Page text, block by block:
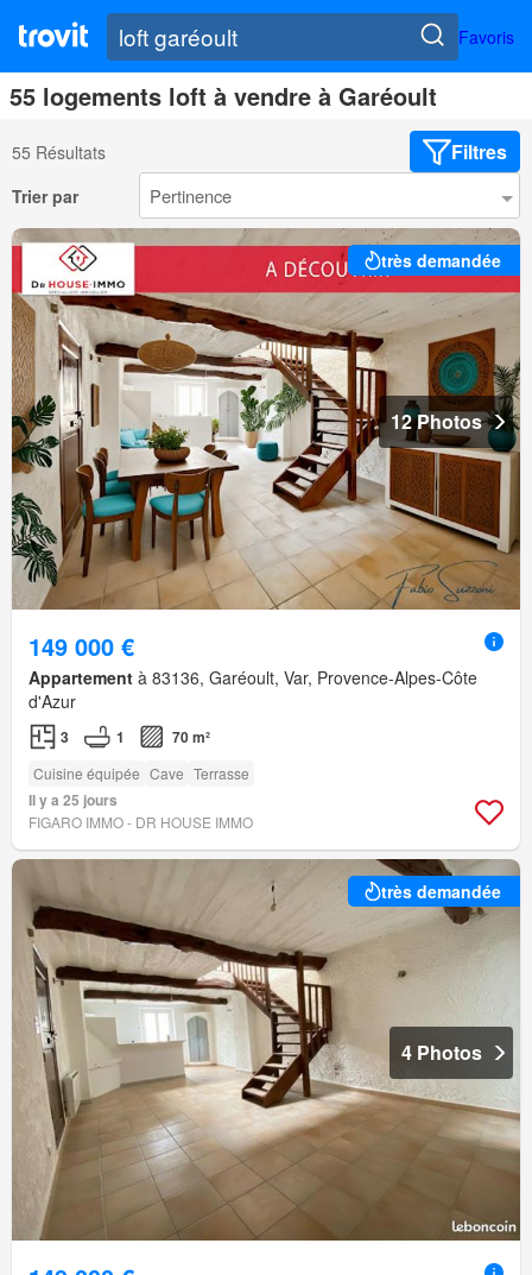
Favoris
55 logements loft à vendre à Garéoult
55 Résultats Filtres
Trier par
très demandée
12 Photos
149 000 €
Appartement à 83136, Garéoult, Var, Provence-Alpes-Côte
d'Azur
3 1 70 m²
Cuisine équipée Cave Terrasse
Il y a 25 jours
FIGARO IMMO - DR HOUSE IMMO
très demandée
4 Photos